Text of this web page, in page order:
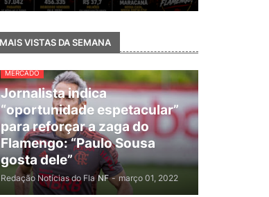
MAIS VISTAS DA SEMANA
MERCADO
Jornalista indica
“oportunidade espetacular”
para reforçar a zaga do
Flamengo: “Paulo Sousa
gosta dele”
Redação Notícias do Fla NF - março 01, 2022